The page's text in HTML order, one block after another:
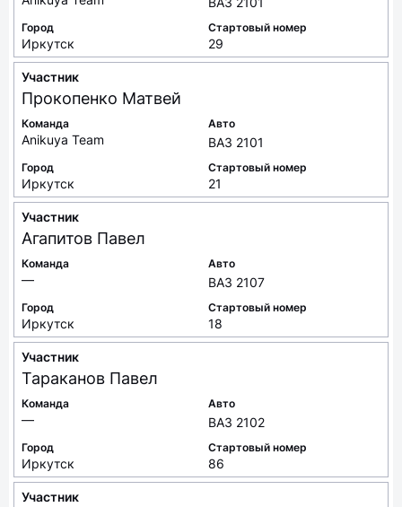
Город
Иркутск
Стартовый номер
29
Участник
Прокопенко Матвей
Команда
Anikuya Team
Авто
ВАЗ 2101
Город
Иркутск
Стартовый номер
21
Участник
Агапитов Павел
Команда
—
Авто
ВАЗ 2107
Город
Иркутск
Стартовый номер
18
Участник
Тараканов Павел
Команда
—
Авто
ВАЗ 2102
Город
Иркутск
Стартовый номер
86
Участник